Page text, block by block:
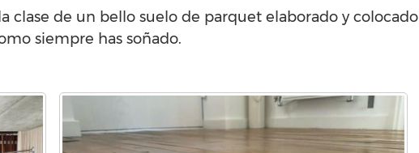
clase de un bello suelo de parquet elaborado y colocado
siempre has soñado.